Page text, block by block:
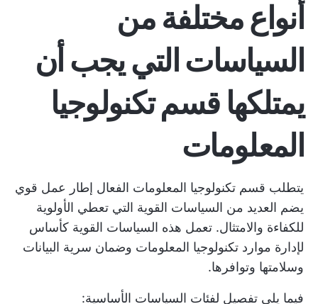
أنواع مختلفة من
السياسات التي يجب أن
يمتلكها قسم تكنولوجيا
المعلومات
يتطلب قسم تكنولوجيا المعلومات الفعال إطار عمل قوي
يضم العديد من السياسات القوية التي تعطي الأولوية
للكفاءة والامتثال. تعمل هذه السياسات القوية كأساس
لإدارة موارد تكنولوجيا المعلومات وضمان سرية البيانات
وسلامتها وتوافرها.
فيما يلي تفصيل لفئات السياسات الأساسية: